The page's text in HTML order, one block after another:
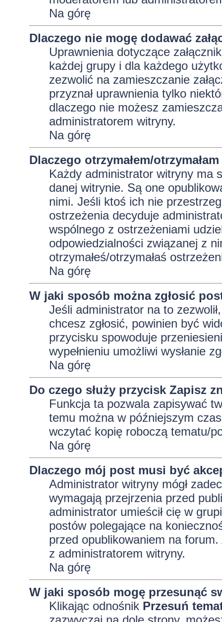
Na górę
Dlaczego nie mogę dodawać
Uprawnienia dotyczące
każdej grupy i dla każdego
zezwolić na zamieszczanie
przyznał uprawnienia tylko
dlaczego nie możesz
administratorem witryny.
Na górę
Dlaczego otrzymałem/
Każdy administrator witryny ma
danej witrynie. Są one
nimi. Jeśli ktoś ich nie
ostrzeżenia decyduje
wspólnego z ostrzeżeniami
odpowiedzialności związanej z
otrzymałeś/otrzymałaś
Na górę
W jaki sposób można zgłosić
Jeśli administrator na to
chcesz zgłosić, powinien być
przycisku spowoduje
wypełnieniu umożliwi wysłanie
Na górę
Do czego służy przycisk Zapisz
Funkcja ta pozwala zapisywać
temu można w późniejszym
wczytać kopię roboczą tematu/
Na górę
Dlaczego mój post musi być
Administrator witryny mógł
wymagają przejrzenia przed
administrator umieścił cię w
postów polegające na
przed opublikowaniem na
z administratorem witryny.
Na górę
W jaki sposób mogę przesunąć
Klikając odnośnik Przesuń